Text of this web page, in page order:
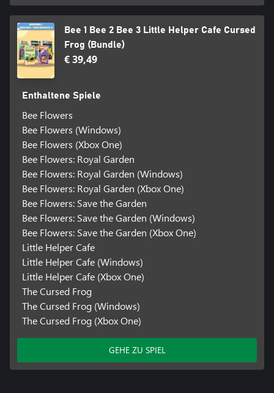
Bee 1 Bee 2 Bee 3 Little Helper Cafe Cursed
Frog (Bundle)
€ 39,49
Enthaltene Spiele
Bee Flowers
Bee Flowers (Windows)
Bee Flowers (Xbox One)
Bee Flowers: Royal Garden
Bee Flowers: Royal Garden (Windows)
Bee Flowers: Royal Garden (Xbox One)
Bee Flowers: Save the Garden
Bee Flowers: Save the Garden (Windows)
Bee Flowers: Save the Garden (Xbox One)
Little Helper Cafe
Little Helper Cafe (Windows)
Little Helper Cafe (Xbox One)
The Cursed Frog
The Cursed Frog (Windows)
The Cursed Frog (Xbox One)
GEHE ZU SPIEL